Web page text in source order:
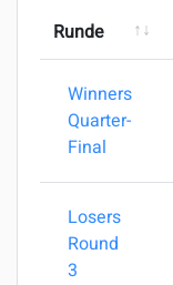
Runde
Winners
Quarter-
Final
Losers
Round
3